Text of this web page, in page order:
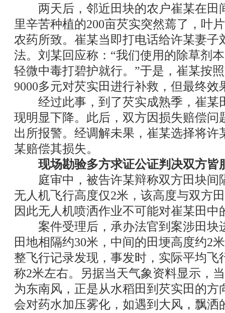
两天后，邻近田块的农户崔某在田
里辛苦种植的200亩芡实突然蔫了，叶
农药所致。崔某当即打电话给许某妻子
法。刘某回应称：“我们使用的除草剂
轻微中毒打碧护就行。”于是，崔某按
9000多元对芡实田进行补救，但最终效
经过此事，到了芡实成熟季，崔某
现明显下降。此后，双方因损失赔偿问
出所报警。经调解未果，崔某选择将许
某赔偿其损失。
现场勘验多方求证公证判决双方皆
庭审中，被告许某辩称双方田块间
无人机飞行高度仅2米，该高度与双方
因此无人机喷洒作业不可能对崔某田中
案件受理后，承办法官到案涉田块
田地相隔约30米，中间的田埂高度约2
整飞行记录发现，事发时，实际平均飞
称2米左右。另据当天气象资料显示，
为东南风，正是从水稻田到芡实田的方
会对药水加压雾化，如遇到大风，飘洒